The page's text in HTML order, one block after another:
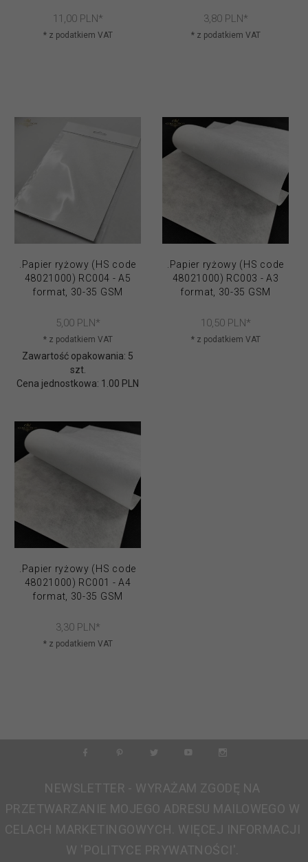
11,00 PLN*
* z podatkiem VAT
3,80 PLN*
* z podatkiem VAT
.Papier ryżowy (HS code
48021000) RC004 - A5
format, 30-35 GSM
5,00 PLN*
* z podatkiem VAT
Zawartość opakowania: 5
szt.
Cena jednostkowa: 1.00 PLN
.Papier ryżowy (HS code
48021000) RC003 - A3
format, 30-35 GSM
10,50 PLN*
* z podatkiem VAT
.Papier ryżowy (HS code
48021000) RC001 - A4
format, 30-35 GSM
3,30 PLN*
* z podatkiem VAT
NEWSLETTER - WYRAŻAM ZGODĘ NA
PRZETWARZANIE MOJEGO ADRESU MAILOWEGO W
CELACH MARKETINGOWYCH. WIĘCEJ INFORMACJI
W 'POLITYCE PRYWATNOŚCI'.